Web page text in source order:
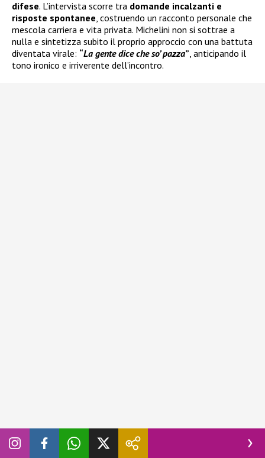
difese. L’intervista scorre tra domande incalzanti e
risposte spontanee, costruendo un racconto personale che
mescola carriera e vita privata. Michelini non si sottrae a
nulla e sintetizza subito il proprio approccio con una battuta
diventata virale: “La gente dice che so’ pazza”, anticipando il
tono ironico e irriverente dell’incontro.